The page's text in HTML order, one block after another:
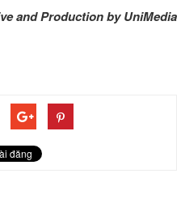
and Production by UniMedia